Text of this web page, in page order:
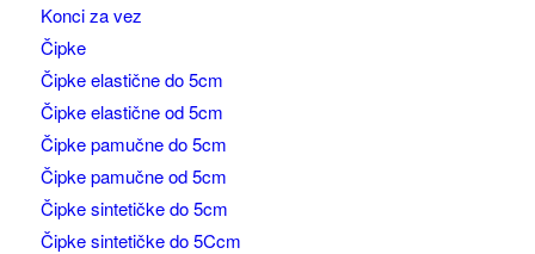
Konci za vez
Čipke
Čipke elastične do 5cm
Čipke elastične od 5cm
Čipke pamučne do 5cm
Čipke pamučne od 5cm
Čipke sintetičke do 5cm
Čipke sintetičke do 5Ccm